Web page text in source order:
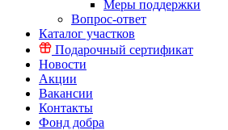
Меры поддержки
Вопрос-ответ
Каталог участков
Подарочный сертификат
Новости
Акции
Вакансии
Контакты
Фонд добра